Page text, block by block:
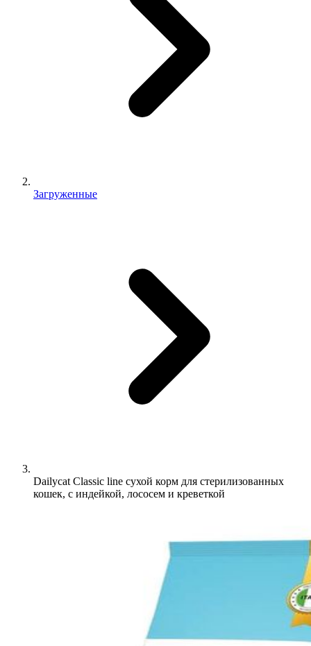
Загруженные
Dailycat Classic line сухой корм для стерилизованных
кошек, с индейкой, лососем и креветкой